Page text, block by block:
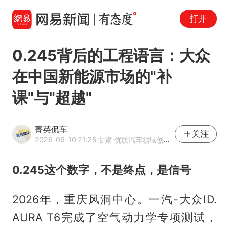
打开
0.245背后的工程语言：大众
在中国新能源市场的"补
课"与"超越"
菁英侃车
2026-06-10 21:25·甘肃·优质汽车领域创作者
关注
0.245这个数字，不是终点，是信号
2026年，重庆风洞中心。一汽-大众ID.
AURA T6完成了空气动力学专项测试，